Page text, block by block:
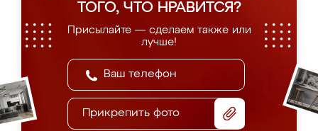
ТОГО, ЧТО НРАВИТСЯ?
Присылайте — сделаем также или
лучше!
Прикрепить фото